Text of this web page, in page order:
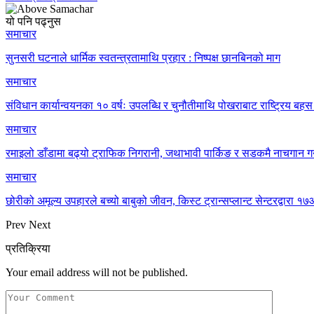
यो पनि पढ्नुस
समाचार
सुनसरी घटनाले धार्मिक स्वतन्त्रतामाथि प्रहार : निष्पक्ष छानबिनको माग
समाचार
संविधान कार्यान्वयनका १० वर्षः उपलब्धि र चुनौतीमाथि पोखराबाट राष्ट्रिय
समाचार
रमाइलो डाँडामा बढ्यो ट्राफिक निगरानी, जथाभावी पार्किङ र सडकमै नाचगान
समाचार
छोरीको अमूल्य उपहारले बच्यो बाबुको जीवन, किस्ट ट्रान्सप्लान्ट
Prev Next
प्रतिक्रिया
Your email address will not be published.